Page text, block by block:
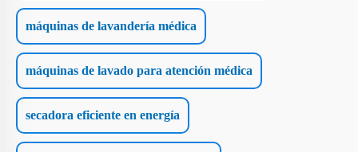
máquinas de lavandería médica
máquinas de lavado para atención médica
secadora eficiente en energía